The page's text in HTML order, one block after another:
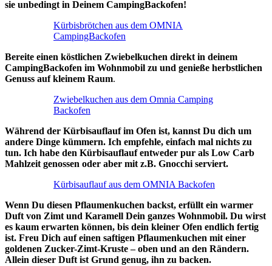
sie unbedingt in Deinem CampingBackofen!
Kürbisbrötchen aus dem OMNIA
CampingBackofen
Bereite einen köstlichen Zwiebelkuchen direkt in deinem
CampingBackofen im Wohnmobil zu und genieße herbstlichen
Genuss auf kleinem Raum.
Zwiebelkuchen aus dem Omnia Camping
Backofen
Während der Kürbisauflauf im Ofen ist, kannst Du dich um
andere Dinge kümmern. Ich empfehle, einfach mal nichts zu
tun. Ich habe den Kürbisauflauf entweder pur als Low Carb
Mahlzeit genossen oder aber mit z.B. Gnocchi serviert.
Kürbisauflauf aus dem OMNIA Backofen
Wenn Du diesen Pflaumenkuchen backst, erfüllt ein warmer
Duft von Zimt und Karamell Dein ganzes Wohnmobil. Du wirst
es kaum erwarten können, bis dein kleiner Ofen endlich fertig
ist. Freu Dich auf einen saftigen Pflaumenkuchen mit einer
goldenen Zucker-Zimt-Kruste– oben und an den Rändern.
Allein dieser Duft ist Grund genug, ihn zu backen.